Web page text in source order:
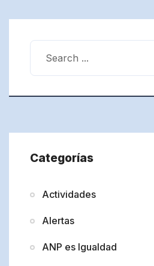
Categorías
Actividades
Alertas
ANP es Igualdad